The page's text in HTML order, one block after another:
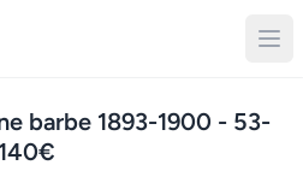
barbe 1893-1900 - 53-